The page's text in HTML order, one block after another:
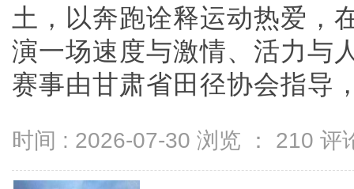
土，以奔跑诠释运动热爱，
演一场速度与激情、活力与
赛事由甘肃省田径协会指导
时间 : 2026-07-30 浏览 ： 210 评